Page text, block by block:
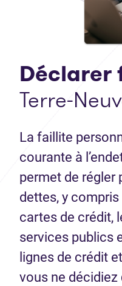
Déclarer
Terre-
La faillite
courante à
permet de régler
dettes, y compris
cartes de crédit,
services publics
lignes de crédit
vous ne décidiez